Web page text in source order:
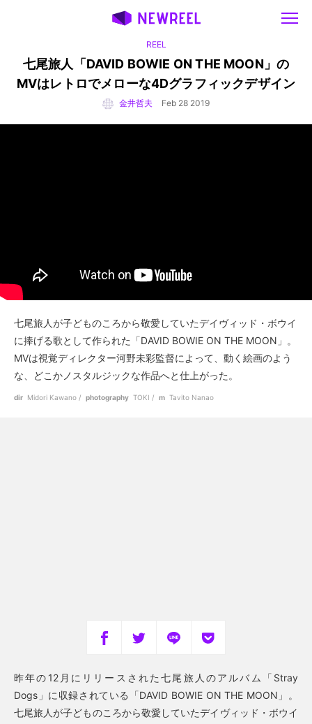
REEL
七尾旅人「DAVID BOWIE ON THE MOON」の
MVはレトロでメローな4Dグラフィックデザイン
金井哲夫 Feb 28 2019
七尾旅人が子どものころから敬愛していたデイヴィッド・ボウイ
に捧げる歌として作られた「DAVID BOWIE ON THE MOON」。
MVは視覚ディレクター河野未彩監督によって、動く絵画のよう
な、どこかノスタルジックな作品へと仕上がった。
dir Midori Kawano photography TOKI m Tavito Nanao
昨年の12月にリリースされた七尾旅人のアルバム「Stray
Dogs」に収録されている「DAVID BOWIE ON THE MOON」。
七尾旅人が子どものころから敬愛していたデイヴィッド・ボウイ